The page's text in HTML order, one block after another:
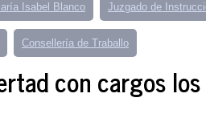
Isabel Blanco Juzgado de
Consellería de Traballo
con cargos